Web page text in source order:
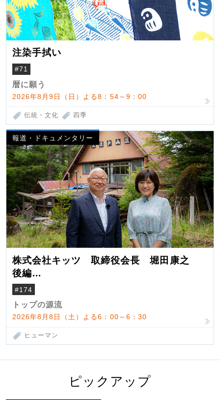
注染手拭い
#71
暦に願う
2026年8月9日（日）よる8：54～9：00
伝統・文化 四季
報道・ドキュメンタリー
株式会社キッツ 取締役会長 堀田康之
後編
米国駐在でも浮かんだ八ヶ岳 山小屋を営
んだ父母
#174
トップの源流
2026年8月8日（土）よる6：00～6：30
ヒューマン
ピックアップ